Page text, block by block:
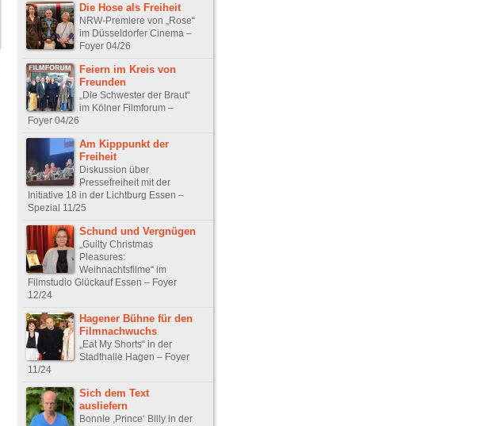
Die Hose als Freiheit
NRW-Premiere von „Rose“
im Düsseldorfer Cinema –
Foyer 04/26
Feiern im Kreis von
Freunden
„Die Schwester der Braut“
im Kölner Filmforum –
Foyer 04/26
Am Kipppunkt der
Freiheit
Diskussion über
Pressefreiheit mit der
Initiative 18 in der Lichtburg Essen –
Spezial 11/25
Schund und Vergnügen
„Guilty Christmas
Pleasures:
Weihnachtsfilme“ im
Filmstudio Glückauf Essen – Foyer
12/24
Hagener Bühne für den
Filmnachwuchs
„Eat My Shorts“ in der
Stadthalle Hagen – Foyer
11/24
Sich dem Text
ausliefern
Bonnie ,Prince‘ Billy in der